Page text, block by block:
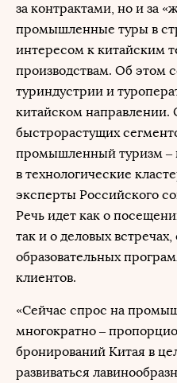
за контрактами, но и за
промышленные туры в
интересом к китайским
производствам. Об этом
туриндустрии и
китайском
быстрорастущих
промышленный туризм –
в технологические
эксперты Российского
Речь идет как о
так и о деловых
образовательных
клиентов.
«Сейчас спрос на
многократно –
бронирований Китая в
развиваться